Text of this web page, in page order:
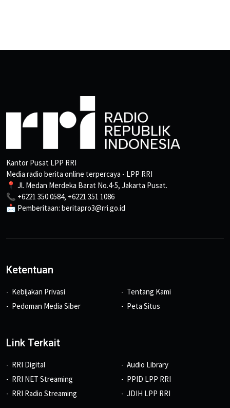
Kantor Pusat LPP RRI
Media radio berita online terpercaya - LPP RRI
📍 Jl. Medan Merdeka Barat No.4-5, Jakarta Pusat.
📞 +6221 350 0584, +6221 351 1086
📩 Pemberitaan: beritapro3@rri.go.id
Ketentuan
Kebijakan Privasi
Pedoman Media Siber
Tentang Kami
Peta Situs
Link Terkait
RRI Digital
RRI NET Streaming
RRI Radio Streaming
Audio Library
PPID LPP RRI
JDIH LPP RRI